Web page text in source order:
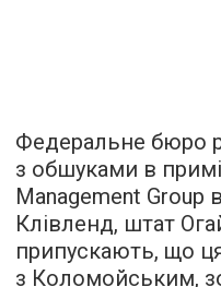
Федеральне бюро
з обшуками в
Management Group
Клівленд, штат
припускають, що
з Коломойським,